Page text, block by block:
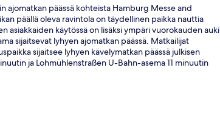
ajomatkan päässä kohteista Hamburg Messe and
päällä oleva ravintola on täydellinen paikka nauttia
asiakkaiden käytössä on lisäksi ympäri vuorokauden auki
sijaitsevat lyhyen ajomatkan päässä. Matkailijat
sijaitsee lyhyen kävelymatkan päässä julkisen
ja Lohmühlenstraßen U-Bahn-asema 11 minuutin